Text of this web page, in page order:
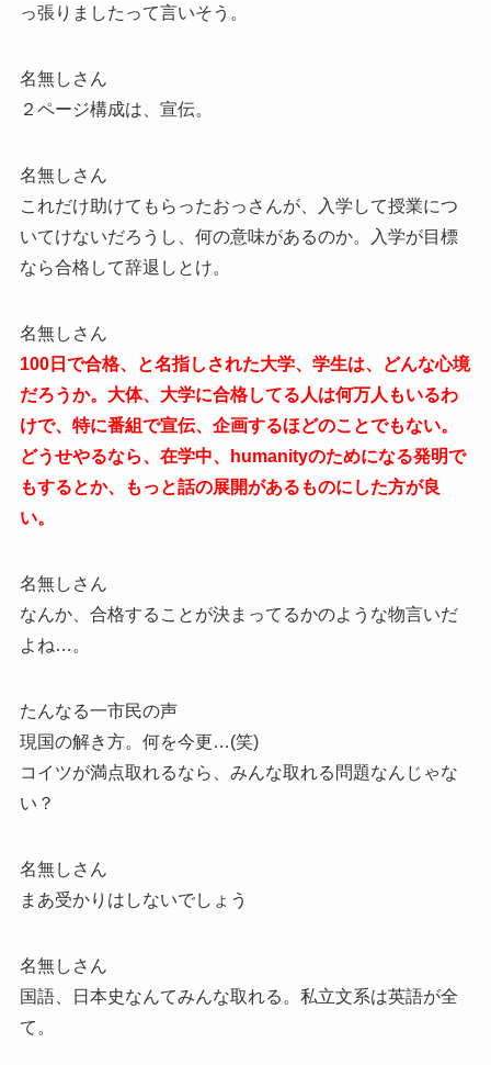
っ張りましたって言いそう。
名無しさん
２ページ構成は、宣伝。
名無しさん
これだけ助けてもらったおっさんが、入学して授業につ
いてけないだろうし、何の意味があるのか。入学が目標
なら合格して辞退しとけ。
名無しさん
100日で合格、と名指しされた大学、学生は、どんな心境
だろうか。大体、大学に合格してる人は何万人もいるわ
けで、特に番組で宣伝、企画するほどのことでもない。
どうせやるなら、在学中、humanityのためになる発明で
もするとか、もっと話の展開があるものにした方が良
い。
名無しさん
なんか、合格することが決まってるかのような物言いだ
よね…。
たんなる一市民の声
現国の解き方。何を今更…(笑)
コイツが満点取れるなら、みんな取れる問題なんじゃな
い？
名無しさん
まあ受かりはしないでしょう
名無しさん
国語、日本史なんてみんな取れる。私立文系は英語が全
て。